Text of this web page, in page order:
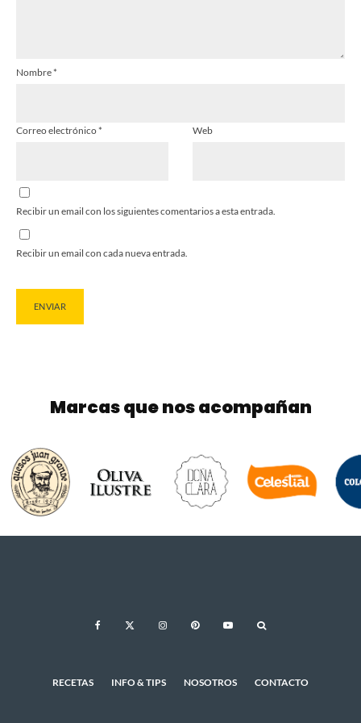
Nombre*
Correo electrónico* Web
Recibir un email con los siguientes comentarios a esta entrada.
Recibir un email con cada nueva entrada.
Marcas que nos acompañan
RECETAS INFO & TIPS NOSOTROS CONTACTO